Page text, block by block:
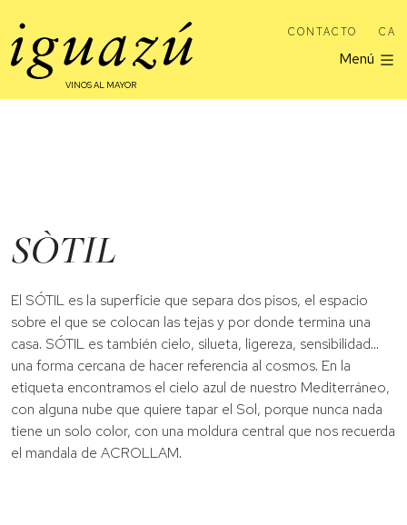
CONTACTO CA
Menú
VINOS AL MAYOR
SÒTIL
El SÓTIL es la superficie que separa dos pisos, el espacio
sobre el que se colocan las tejas y por donde termina una
casa. SÓTIL es también cielo, silueta, ligereza, sensibilidad...
una forma cercana de hacer referencia al cosmos. En la
etiqueta encontramos el cielo azul de nuestro Mediterráneo,
con alguna nube que quiere tapar el Sol, porque nunca nada
tiene un solo color, con una moldura central que nos recuerda
el mandala de ACROLLAM.